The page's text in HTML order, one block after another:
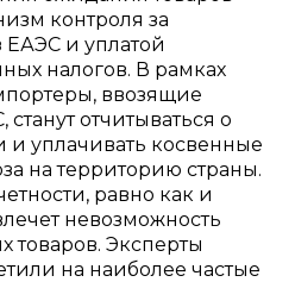
контроля за
ЕАЭС и уплатой
налогов. В рамках
ввозящие
отчитываться о
и уплачивать косвенные
на территорию страны.
равно как и
невозможность
товаров. Эксперты
на наиболее частые